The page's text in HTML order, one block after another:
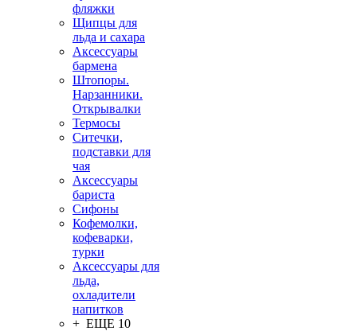
фляжки
Щипцы для
льда и сахара
Аксессуары
бармена
Штопоры.
Нарзанники.
Открывалки
Термосы
Ситечки,
подставки для
чая
Аксессуары
бариста
Сифоны
Кофемолки,
кофеварки,
турки
Аксессуары для
льда,
охладители
напитков
+ ЕЩЕ 10